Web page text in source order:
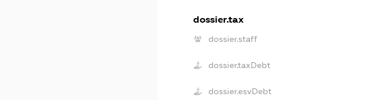
dossier.tax
dossier.staff
dossier.taxDebt
dossier.esvDebt